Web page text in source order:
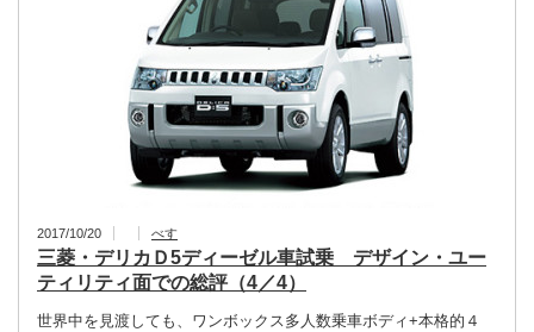
2017/10/20 べす
三菱・デリカＤ5ディーゼル車試乗 デザイン・ユー
ティリティ面での総評（4／4）
世界中を見渡しても、ワンボックス多人数乗車ボディ+本格的４